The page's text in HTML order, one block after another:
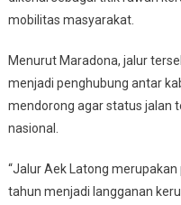
mobilitas masyarakat.
Menurut Maradona, jalur
menjadi penghubung antar
mendorong agar status jalan
nasional.
“Jalur Aek Latong
tahun menjadi langganan